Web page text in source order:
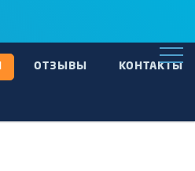
+7 (843) 296-22-02
ОТЗЫВЫ КОНТАКТЫ